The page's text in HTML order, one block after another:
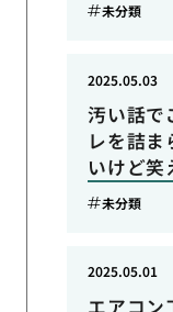
未分類
汚い話で
レを詰
いけど笑
2025.05.03
未分類
エアコン
2025.05.01